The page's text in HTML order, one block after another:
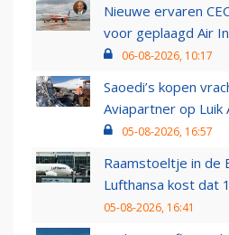
Nieuwe ervaren
voor geplaagd Air
06-08-2026, 10:17
Saoedi’s kopen
Aviapartner op Luik
05-08-2026, 16:57
Raamstoeltje in de
Lufthansa kost dat
05-08-2026, 16:41